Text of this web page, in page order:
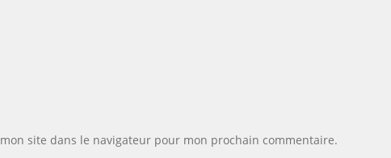
site dans le navigateur pour mon prochain commentaire.